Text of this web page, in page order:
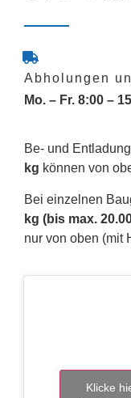
Abholungen
Mo. – Fr. 8:00 –
Be- und
kg können von
Bei einzelnen
kg (bis max.
nur von oben (mit
Klicke